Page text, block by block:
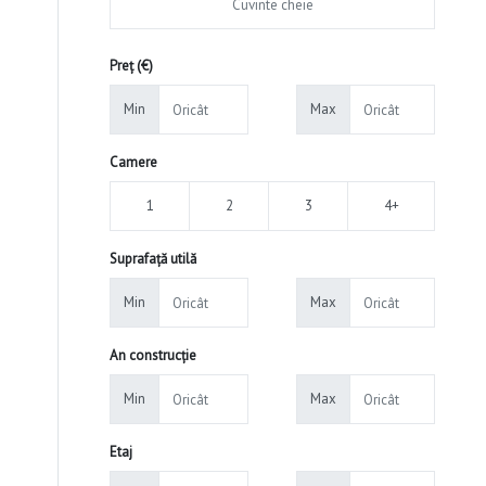
Preț (€)
Min Max
Camere
1 2 3 4+
Suprafață utilă
Min Max
An construcție
Min Max
Etaj